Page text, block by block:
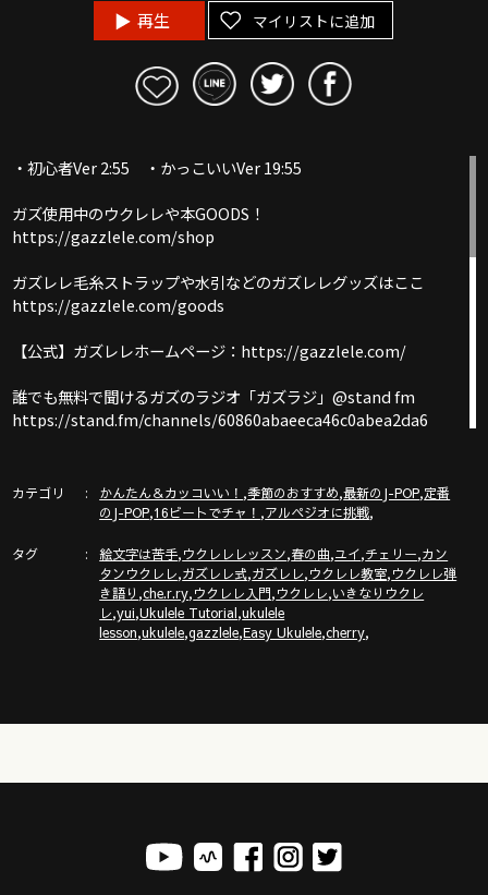
再生 マイリストに追加
・初心者Ver 2:55 ・かっこいいVer 19:55
ガズ使用中のウクレレや本GOODS！
https://gazzlele.com/shop
ガズレレ毛糸ストラップや水引などのガズレレグッズはここ
https://gazzlele.com/goods
【公式】ガズレレホームページ：https://gazzlele.com/
誰でも無料で聞けるガズのラジオ「ガズラジ」@stand fm
https://stand.fm/channels/60860abaeeca46c0abea2da6
https://gazzlele.com/product/gazzrecipe01/
& 楽しいコミュニティ
https://gazzlele.com/gazzclub/
「ガズレレ大学」の詳細はこちら！ウクレレ技術が楽しく向
上！毎週２回GAZZと生配信で！
ガズレレのアプリ「ガズレシピ」
ガズレレスタイルでピアノを演奏！？ガズピアノYouTube
https://www.youtube.com/channel/
カテゴリ かんたん＆カッコいい！ ,季節のおすすめ,最新のJ-POP,定番
のJ-POP,16ビートでチャ！ ,アルペジオに挑戦,
タグ 絵文字は苦手,ウクレレレッスン,春の曲,ユイ,チェリー,カン
タンウクレレ,ガズレレ式,ガズレレ,ウクレレ教室,ウクレレ弾
き語り ,che.r.ry,ウクレレ入門,ウクレレ,いきなりウクレ
レ,yui,Ukulele Tutorial,ukulele
lesson,ukulele,gazzlele,Easy Ukulele,cherry,